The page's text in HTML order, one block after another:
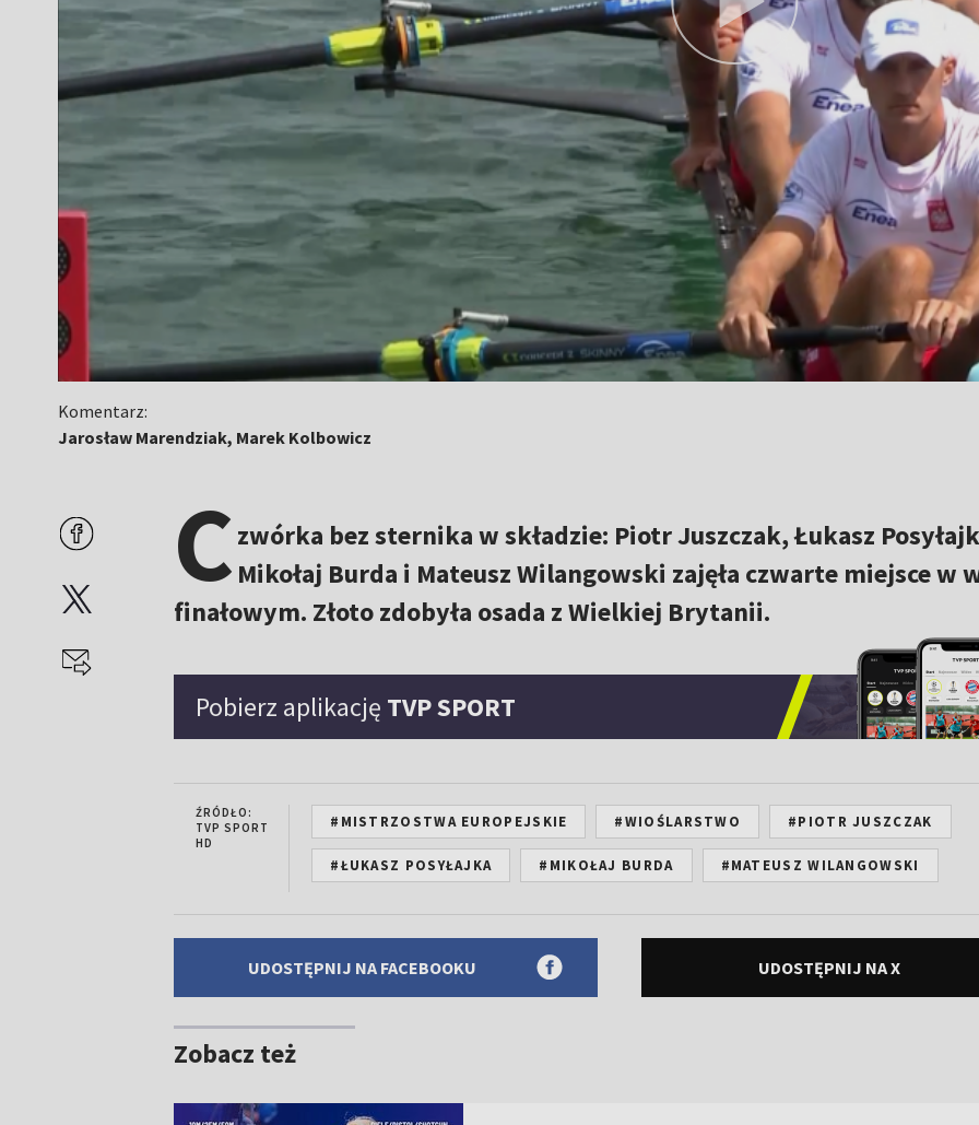
Komentarz:
Jarosław Marendziak, Marek Kolbowicz
Czwórka bez sternika w składzie: Piotr Juszczak, Łukasz
Mikołaj Burda i Mateusz Wilangowski zajęła czwarte miejsce w
finałowym. Złoto zdobyła osada z Wielkiej Brytanii.
Pobierz aplikację TVP SPORT
ŹRÓDŁO:
TVP SPORT
HD
#MISTRZOSTWA EUROPEJSKIE #WIOŚLARSTWO #PIOTR JUSZCZAK
#ŁUKASZ POSYŁAJKA #MIKOŁAJ BURDA #MATEUSZ WILANGOWSKI
UDOSTĘPNIJ NA FACEBOOKU UDOSTĘPNIJ NA X
Zobacz też